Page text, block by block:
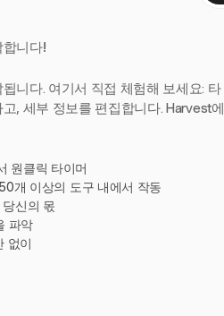
니다!
니다. 여기서 직접 체험해 보세요: 타
, 세부 정보를 편집합니다. Harvest에
원클릭 타이머
개 이상의 도구 내에서 작동
신의 몫
파악
없이